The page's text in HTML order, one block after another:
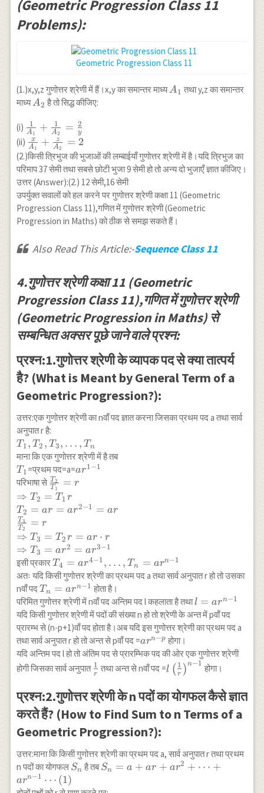
(Geometric Progression Class 11
Problems):
Geometric Progression Class 11
(1.)x,y,z गुणोत्तर श्रेणी में हैं।x,y का समान्तर माध्यA_{1}
A1 तथा y,z का समान्तर
माध्यA_{2}
A2 है तो सिद्ध कीजिए:
(i) \frac{1}
{A_{1}}+\frac{1}
{A_{2}}=\frac{2}
{y}
A1
1 + A2
1 = y
2
(ii) \frac{x}
{A_{1}}+\frac{z}
{A_{2}}=2
A1
x + A2
z = 2
(2.)किसी त्रिभुज की भुजाओं की लम्बाईयाँ गुणोत्तर श्रेणी में है।यदि त्रिभुज का
परिमाप 37 सेमी तथा सबसे छोटी भुजा 9 सेमी हो तो अन्य दो भुजाएँ ज्ञात कीजिए।
उत्तर (Answer):(2.) 12 सेमी,16 सेमी
उपर्युक्त सवालों को हल करने पर गुणोत्तर श्रेणी कक्षा 11 (Geometric
Progression Class 11),गणित में गुणोत्तर श्रेणी (Geometric
Progression in Maths) को ठीक से समझ सकते हैं।
Also Read This Article:-Sequence Class 11
4.गुणोत्तर श्रेणी कक्षा 11 (Geometric
Progression Class 11),गणित में गुणोत्तर श्रेणी
(Geometric Progression in Maths) से
सम्बन्धित अक्सर पूछे जाने वाले प्रश्न:
प्रश्न:1.गुणोत्तर श्रेणी के व्यापक पद से क्या तात्पर्य
है? (What is Meant by General Term of a
Geometric Progression?):
उत्तर:एक गुणोत्तर श्रेणी का nवाँ पद ज्ञात करना जिसका प्रथम पद a तथा सार्व
अनुपात r है:
T_{1},
T_{2},
T_{3},
\ldots,
T_{n}
T 1 , T2 , T 3 , … , Tn
माना कि एक गुणोत्तर श्रेणी में है तब
T_{1}
T 1 =प्रथम पद=a=a
r^{1-
ar1 −1
परिभाषा से \frac{T_{2}}
{T_{1}}=r\\
\Rightarrow
r \\ T_{2}=a
r=a r^{2-
1}=ar \\
\frac{T_{3}}
{T_{2}}=r \\
\Rightarrow
T_{3}=T_{2}
r=a r \cdot r
\\
\Rightarrow
T_{3}=a
r^{2}=a r^{3-
T1
T2 = r
⇒ T 2 = T1 r
T 2 = ar = ar2−1 = ar
T2
T3 = r
⇒ T 3 = T2 r = ar ⋅ r
⇒ T 3 = ar2 = ar3−1
इसी प्रकारT_{4}=a
r^{4-1},
\ldots,
T_{n}=a
r^{n-1}
T 4 = ar4−1 , … , T n = arn−1
अतः यदि किसी गुणोत्तर श्रेणी का प्रथम पद a तथा सार्व अनुपात r हो तो उसका
nवाँ पदT_{n}=a
r^{n-1}
T n = arn−1 होता है।
परिमित गुणोत्तर श्रेणी में nवाँ पद अन्तिम पद l कहलाता है तथाl=a
r^{n-
1}
l = arn−1
यदि किसी गुणोत्तर श्रेणी में पदों की संख्या n हो तो श्रेणी के अन्त में pवाँ पद
प्रारम्भ से (n-p+1)वाँ पद होता है।अब यदि इस गुणोत्तर श्रेणी का प्रथम पद a
तथा सार्व अनुपात r हो तो अन्त से pवाँ पद =a
r^{n-
p}
arn−p होगा।
यदि अन्तिम पद l हो तो अंतिम पद से प्रारम्भिक पद की ओर एक गुणोत्तर श्रेणी
होगी जिसका सार्व अनुपात \frac{1}
{r}
r
1 तथा अन्त से nवाँ पद =l
\left(\frac{1}
{r}\right)^{n-
1}
l ( r
1 )n−1 होगा।
प्रश्न:2.गुणोत्तर श्रेणी के n पदों का योगफल कैसे ज्ञात
करते हैं? (How to Find Sum to n Terms of a
Geometric Progression?):
उत्तर:माना कि किसी गुणोत्तर श्रेणी का प्रथम पद a, सार्व अनुपात r तथा प्रथम
n पदों का योगफल S_{n}
Sn है तबS_{n}=a+a r+a
Sn = a + ar + ar2 + ⋯ +
arn−1 ⋯ (1)